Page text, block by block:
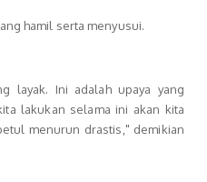
hamil serta menyusui.
layak. Ini adalah upaya yang
lakukan selama ini akan kita
menurun drastis," demikian